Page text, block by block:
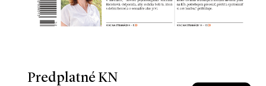
Predplatné KN